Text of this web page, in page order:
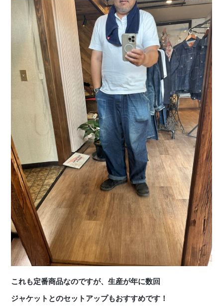
これも定番商品なのですが、生産が年に数回
ジャケットとのセットアップもおすすめです！